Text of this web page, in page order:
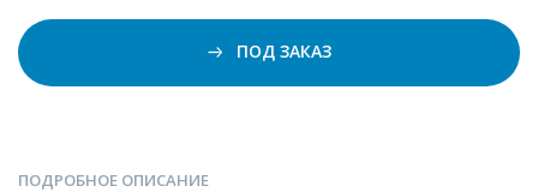
ПОД ЗАКАЗ
ПОДРОБНОЕ ОПИСАНИЕ